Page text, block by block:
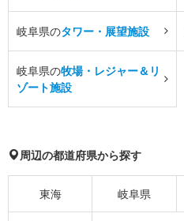
岐阜県のタワー・展望施設
岐阜県の牧場・レジャー＆リ
ゾート施設
周辺の都道府県から探す
東海 岐阜県